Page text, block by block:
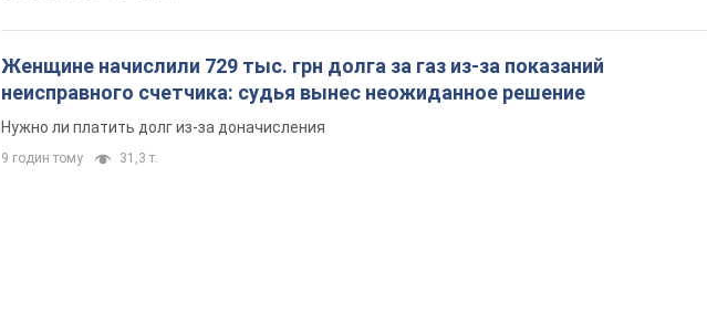
Женщине начислили 729 тыс. грн долга за газ из-за показаний
неисправного счетчика: судья вынес неожиданное решение
Нужно ли платить долг из-за доначисления
9 годин тому 31,3 т.